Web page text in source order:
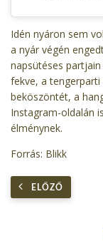
Idén nyáron sem
a nyár végén
napsütéses
fekve, a tengerparti
beköszöntét, a
Instagram-oldalán
élménynek.
Forrás: Blikk
ELŐZŐ